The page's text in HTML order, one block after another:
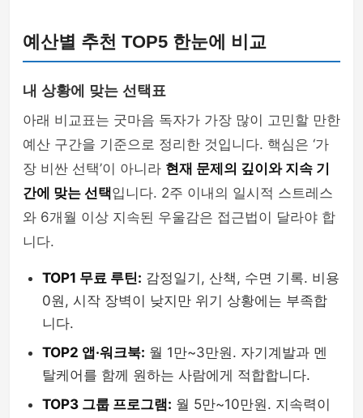
예산별 추천 TOP5 한눈에 비교
내 상황에 맞는 선택표
아래 비교표는 굿마음 독자가 가장 많이 고민할 만한
예산 구간을 기준으로 정리한 것입니다. 핵심은 ‘가
장 비싼 선택’이 아니라 현재 문제의 깊이와 지속 기
간에 맞는 선택입니다. 2주 이내의 일시적 스트레스
와 6개월 이상 지속된 우울감은 접근법이 달라야 합
니다.
TOP1 무료 루틴: 감정일기, 산책, 수면 기록. 비용
0원, 시작 장벽이 낮지만 위기 상황에는 부족합
니다.
TOP2 앱·워크북: 월 1만~3만원. 자기계발과 멘
탈케어를 함께 원하는 사람에게 적합합니다.
TOP3 그룹 프로그램: 월 5만~10만원. 지속력이